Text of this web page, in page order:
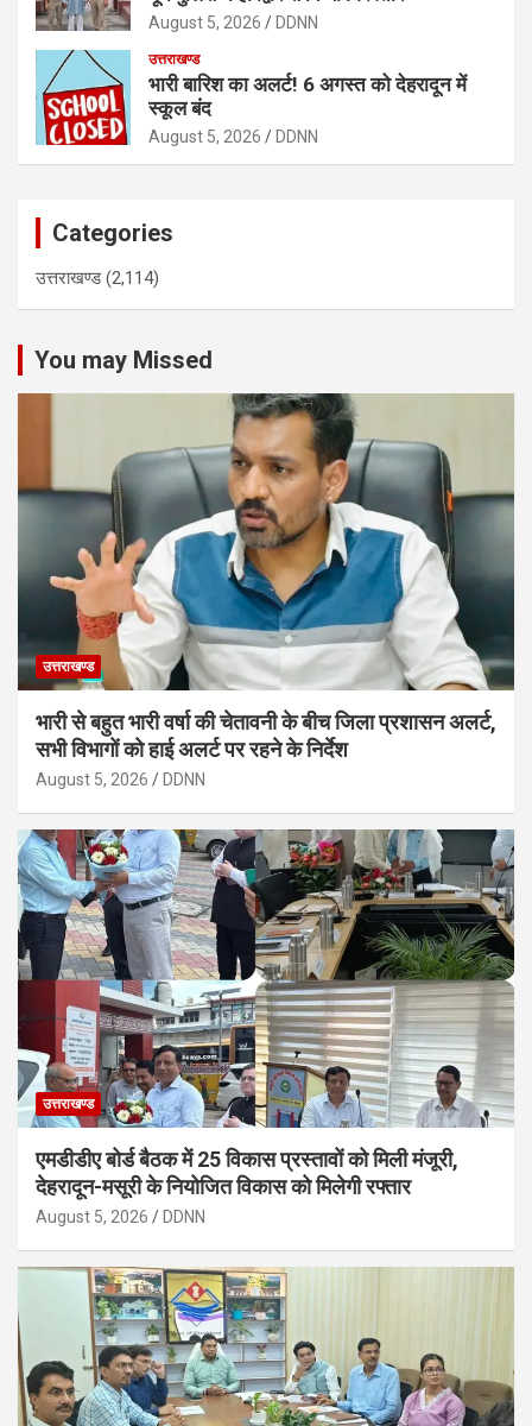
August 5, 2026 DDNN
उत्तराखण्ड
भारी बारिश का अलर्ट! 6 अगस्त को देहरादून में
स्कूल बंद
August 5, 2026 DDNN
Categories
उत्तराखण्ड(2,114)
You may Missed
उत्तराखण्ड
भारी से बहुत भारी वर्षा की चेतावनी के बीच जिला प्रशासन अलर्ट,
सभी विभागों को हाई अलर्ट पर रहने के निर्देश
August 5, 2026 DDNN
उत्तराखण्ड
एमडीडीए बोर्ड बैठक में 25 विकास प्रस्तावों को मिली मंजूरी,
देहरादून-मसूरी के नियोजित विकास को मिलेगी रफ्तार
August 5, 2026 DDNN